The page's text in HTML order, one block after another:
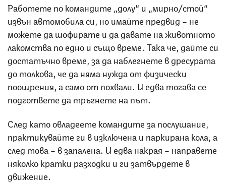
Работете по командите „долу“ и „мирно/стой“
извън автомобила си, но имайте предвид – не
можете да шофирате и да давате на животното
лакомства по едно и също време. Така че, дайте си
достатъчно време, за да наблегнете в дресурата
до толкова, че да няма нужда от физически
поощрения, а само от похвали. И едва тогава се
подгответе да тръгнете на път.
След като овладеете командите за послушание,
практикувайте ги в изключена и паркирана кола, а
след това – в запалена. И едва накрая – направете
няколко кратки разходки и ги затвърдете в
движение.